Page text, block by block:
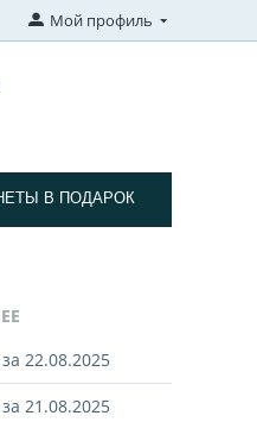
Мой профиль
В ПОДАРОК
22.08.2025
21.08.2025